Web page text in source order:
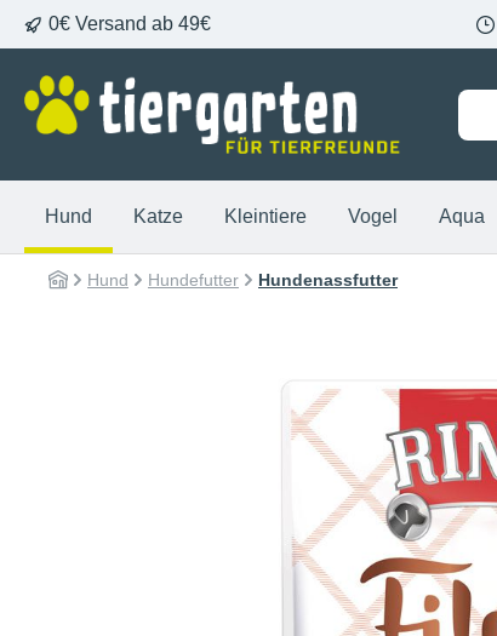
Zur Hauptnavigation springen
0€ Versand ab 49€
Hund Katze Kleintiere Vogel Aqua
Hund Hundefutter Hundenassfutter